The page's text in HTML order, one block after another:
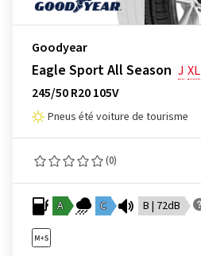
Goodyear
Eagle Sport All Season J XL
245/50 R20 105V
Pneus été voiture de tourisme
(0)
A C B | 72dB